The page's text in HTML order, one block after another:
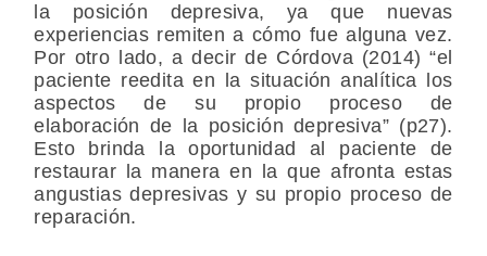
la posición depresiva, ya que nuevas
experiencias remiten a cómo fue alguna vez.
Por otro lado, a decir de Córdova (2014) “el
paciente reedita en la situación analítica los
aspectos de su propio proceso de
elaboración de la posición depresiva” (p27).
Esto brinda la oportunidad al paciente de
restaurar la manera en la que afronta estas
angustias depresivas y su propio proceso de
reparación.